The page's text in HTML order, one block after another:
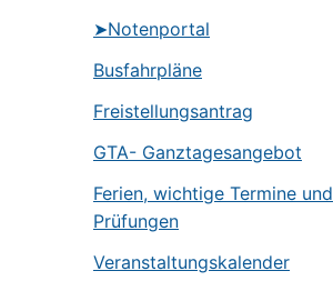
➤Notenportal
Busfahrpläne
Freistellungsantrag
GTA- Ganztagesangebot
Ferien, wichtige Termine und
Prüfungen
Veranstaltungskalender